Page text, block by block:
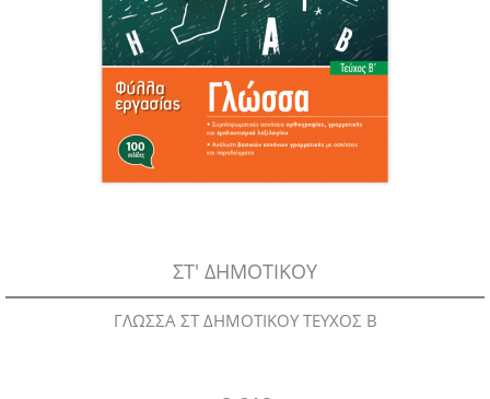
ΣΤ' ΔΗΜΟΤΙΚΟΥ
ΓΛΩΣΣΑ ΣΤ ΔΗΜΟΤΙΚΟΥ ΤΕΥΧΟΣ Β